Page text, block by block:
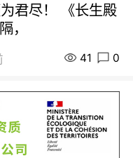
君尽！ 《长生殿
，
41 0